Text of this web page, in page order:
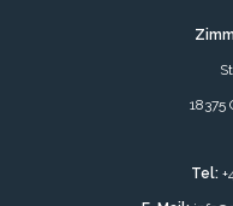
18375
Tel: